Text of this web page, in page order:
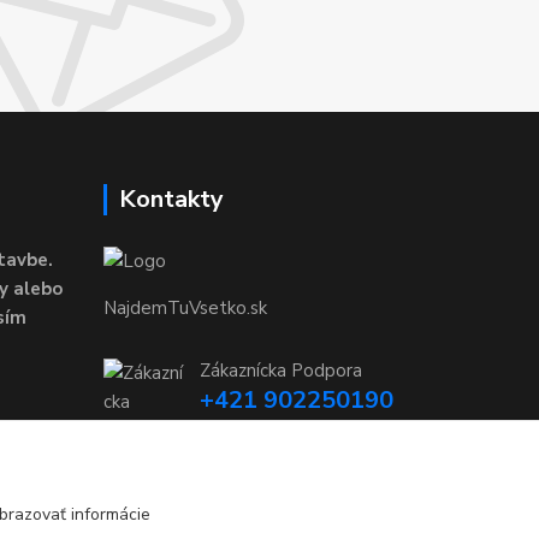
alebo
Kontakty
NajdemTuVsetko.sk
Zákaznícka Podpora
+421 902250190
informácie